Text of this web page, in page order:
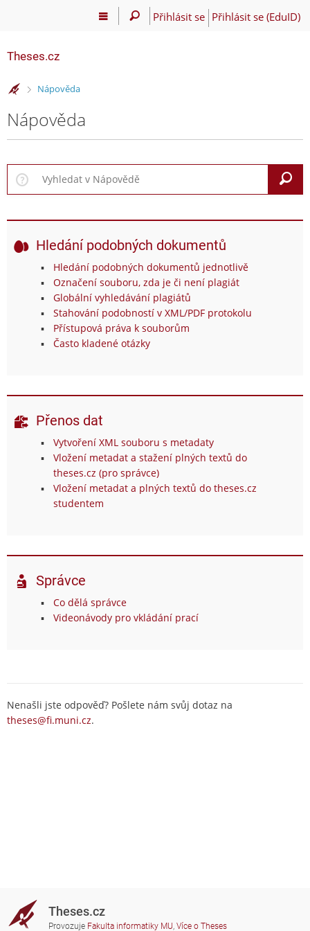
Přihlásit se Přihlásit se (EduID)
Theses.cz
>Nápověda
Nápověda
Hledání podobných dokumentů
Hledání podobných dokumentů jednotlivě
Označení souboru, zda je či není plagiát
Globální vyhledávání plagiátů
Stahování podobností v XML/PDF protokolu
Přístupová práva k souborům
Často kladené otázky
Přenos dat
Vytvoření XML souboru s metadaty
Vložení metadat a stažení plných textů do
theses.cz (pro správce)
Vložení metadat a plných textů do theses.cz
studentem
Správce
Co dělá správce
Videonávody pro vkládání prací
Nenašli jste odpověď? Pošlete nám svůj dotaz na
theses@fi.muni.cz.
Theses.cz
Provozuje Fakulta informatiky MU, Více o Theses